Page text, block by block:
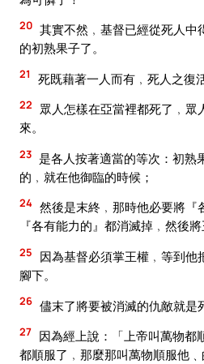
20 其實不然﹐基督已經從死人中
的初熟果子了。
21 死既藉著一人而有﹐死人之復
22
眾人怎樣在亞當裡都死了﹐眾
來。
23 是各人按著適當的等次：初熟
的﹐就在他御臨的時候；
24 然後是末終﹐那時他必要將『
『各有能力的』都消滅掉﹐然後
25
因為基督必須掌王權﹐等到他
腳下。
26 儘末了將要被消滅的仇敵就是
27 因為經上說：「上帝叫萬物都
都順服了﹐那麼那叫萬物順服他